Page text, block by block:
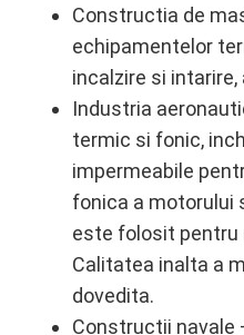
Constructia de
echipamentelor
incalzire si intarire,
Industria
termic si fonic,
impermeabile
fonica a motorului
este folosit pentru
Calitatea inalta a
dovedita.
Constructii navale